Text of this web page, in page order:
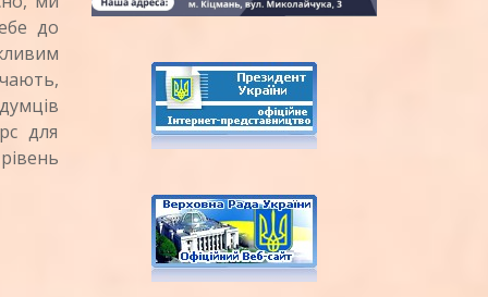
до
для